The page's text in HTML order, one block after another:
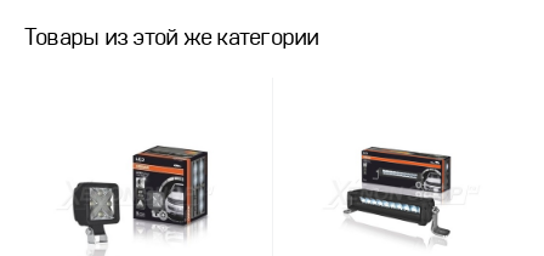
Товары из этой же категории